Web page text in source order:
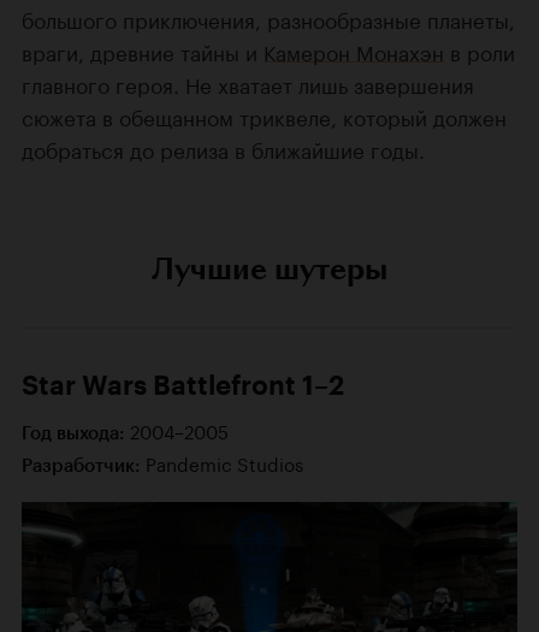
большого приключения, разнообразные планеты,
враги, древние тайны и Камерон Монахэн в роли
главного героя. Не хватает лишь завершения
сюжета в обещанном триквеле, который должен
добраться до релиза в ближайшие годы.
Лучшие шутеры
Star Wars Battlefront 1–2
Год выхода: 2004–2005
Разработчик: Pandemic Studios